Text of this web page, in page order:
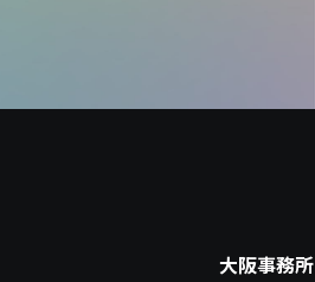
大阪事務所